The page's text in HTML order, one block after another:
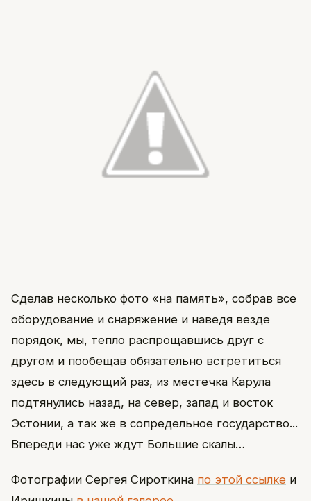
Сделав несколько фото «на память», собрав все
оборудование и снаряжение и наведя везде
порядок, мы, тепло распрощавшись друг с
другом и пообещав обязательно встретиться
здесь в следующий раз, из местечка Карула
подтянулись назад, на север, запад и восток
Эстонии, а так же в сопредельное государство...
Впереди нас уже ждут Большие скалы…
Фотографии Сергея Сироткина по этой ссылке и